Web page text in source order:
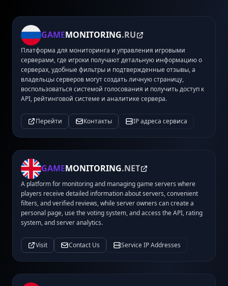
GAMEMONITORING.RU
Платформа для мониторинга и управления игровыми
серверами, где игроки получают детальную информацию о
серверах, удобные фильтры и подтвержденные отзывы, а
владельцы серверов могут создать личную страницу,
воспользоваться системой голосования и получить доступ к
API, рейтинговой системе и аналитике сервера.
Перейти Контакты IP адреса сервиса
GAMEMONITORING.NET
A platform for monitoring and managing game servers where
players receive detailed information about servers, convenient
filters, and verified reviews, while server owners can create a
personal page, use the voting system, and access the API, rating
system, and server analytics.
Visit Contact Us Service IP Addresses